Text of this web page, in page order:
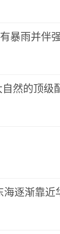
暴雨并伴
然的顶级
逐渐靠近